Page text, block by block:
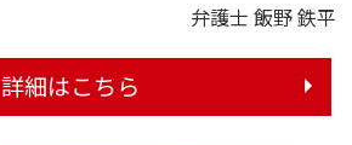
弁護士 飯野 鉄平
詳細はこちら